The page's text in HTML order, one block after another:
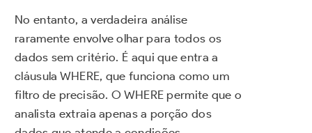
No entanto, a verdadeira análise
raramente envolve olhar para todos os
dados sem critério. É aqui que entra a
cláusula WHERE, que funciona como um
filtro de precisão. O WHERE permite que o
analista extraia apenas a porção dos